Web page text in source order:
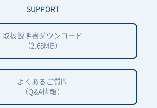
SUPPORT
取扱説明書ダウンロード
（2.68MB）
よくあるご質問
（Q&A情報）